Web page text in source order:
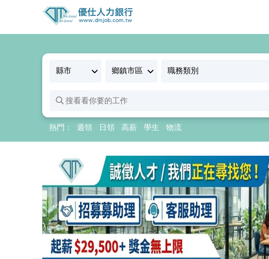
熱門： 週領 日領 高薪 學生 物流